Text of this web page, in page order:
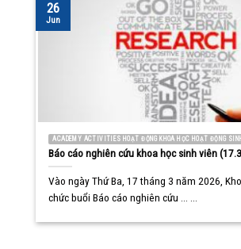
ACADEMY ACTIVITIES HOẠT ĐỘNG KHOA HỌC HOẠT ĐỘNG
Báo cáo nghiên cứu khoa học sinh viên
Vào ngày Thứ Ba, 17 tháng 3 năm 2026,
chức buổi Báo cáo nghiên cứu ... ...
26
Jun